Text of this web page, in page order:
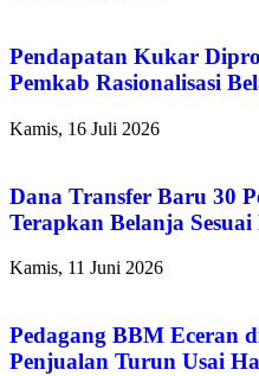
Pendapatan Kukar
Pemkab Rasionalisasi
Kamis, 16 Juli 2026
Dana Transfer Baru 30
Terapkan Belanja Sesuai
Kamis, 11 Juni 2026
Pedagang BBM Eceran
Penjualan Turun Usai